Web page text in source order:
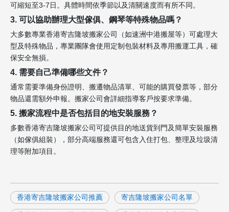
可縮短至3-7日。具體時間依季節以及清關速度而有所不同。
3. 可以協助辦理大型傢俱、鋼琴等特殊物品嗎？
大多數專業香港寄吉隆坡搬家公司（如速洲中港搬屋等）可處理大
型及特殊物品，專業團隊會使用定制包裝材料及專用搬運工具，確
保安全無損。
4. 需要自己準備哪些文件？
通常需要準備身份證明、搬遷物品清單、可能的購買發票等，部分
物品還需額外申報。搬家公司會詳細指導客戶按要求準備。
5. 搬家流程中是否包括目的地安裝服務？
多數香港寄吉隆坡搬家公司可提供目的地送貨到門及簡單安裝服務
（如傢俱組裝），部分高端服務還可包含入住打包、整理及垃圾清
理等附加項目。
香港寄吉隆坡搬家公司推薦 寄吉隆坡搬家公司名單